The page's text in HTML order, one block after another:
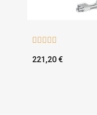
    
221,20 €